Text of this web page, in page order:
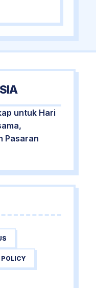
untuk Hari
Pasaran